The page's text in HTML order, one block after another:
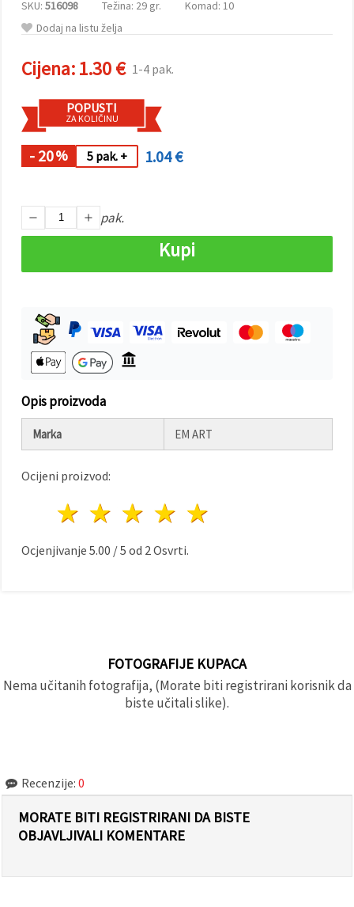
kolačića
klikom na
"Prihvati
naznačiti
svoje
Postavkama
odabirom
određene
vrste
kolačića i
Prihvati
SKU: 516098 Težina: 29 gr.
Komad: 10
Dodaj na listu želja
Cijena:1.30 € 1-4 pak.
POPUSTI
ZA KOLIČINU
- 20% 5 pak. + 1.04 €
pak.
Kupi
Opis proizvoda
Marka EM ART
Ocijeni proizvod:
4 zvijezde
3 zvijezde
2 zvijezde
1 zvijezda
Ocjenjivanje 5.00 /5 od 2 Osvrti.
FOTOGRAFIJE KUPACA
Nema učitanih fotografija, (Morate biti registrirani korisnik da
biste učitali slike).
Recenzije: 0
MORATE BITI REGISTRIRANI DA BISTE
OBJAVLJIVALI KOMENTARE